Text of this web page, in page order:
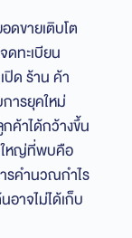
ดขายเติบโต
ดทะเบียน
ปิด ร้าน ค้า
ารยุคใหม่
กค้าได้กว้างขึ้น
ใหญ่ที่พบคือ
รคำนวณกำไร
อาจไม่ได้เก็บ